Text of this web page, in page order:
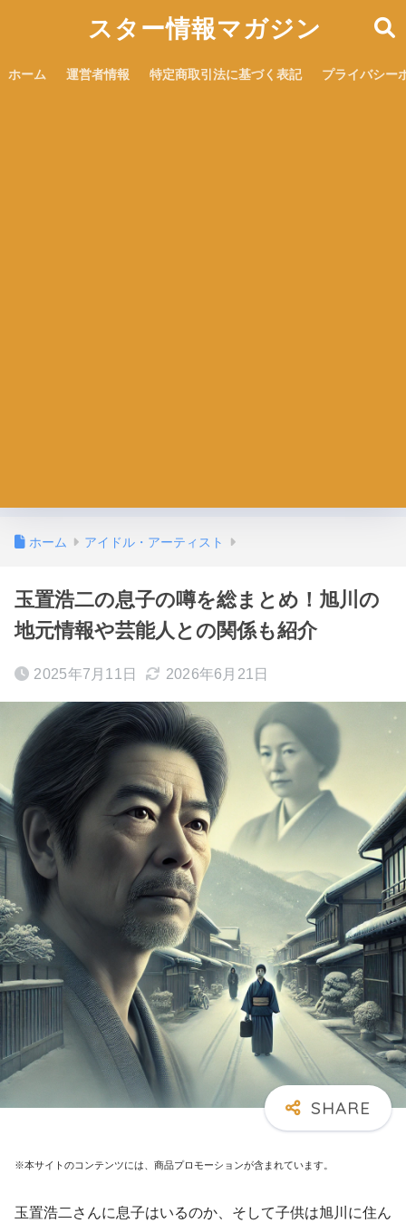
スター情報マガジン
ホーム 運営者情報 特定商取引法に基づく表記 プライバシー
ホーム アイドル・アーティスト
玉置浩二の息子の噂を総まとめ！旭川の
地元情報や芸能人との関係も紹介
2025年7月11日 2026年6月21日
※本サイトのコンテンツには、商品プロモーションが含まれています。
玉置浩二さんに息子はいるのか、そして子供は旭川に住ん